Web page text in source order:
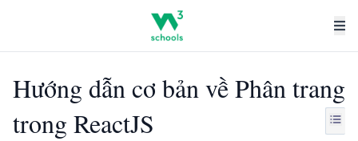
Hướng dẫn cơ bản về Phân trang
trong ReactJS